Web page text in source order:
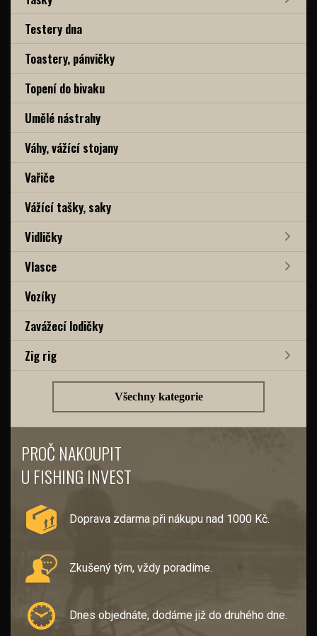
Testery dna
Toastery, pánvičky
Topení do bivaku
Umělé nástrahy
Váhy, vážící stojany
Vařiče
Vážící tašky, saky
Vidličky
Vlasce
Vozíky
Zavážecí lodičky
Zig rig
Všechny kategorie
PROČ NAKOUPIT
U FISHING INVEST
Doprava zdarma při nákupu nad 1000 Kč.
Zkušený tým, vždy poradíme.
Dnes objednáte, dodáme již do druhého dne.